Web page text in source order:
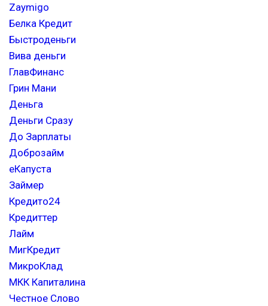
Zaymigo
Белка Кредит
Быстроденьги
Вива деньги
ГлавФинанс
Грин Мани
Деньга
Деньги Сразу
До Зарплаты
Доброзайм
еКапуста
Займер
Кредито24
Кредиттер
Лайм
МигКредит
МикроКлад
МКК Капиталина
Честное Слово